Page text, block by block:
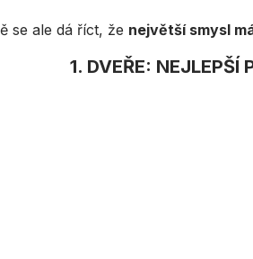
se ale dá říct, že největší smysl
1. DVEŘE: NEJLEPŠÍ